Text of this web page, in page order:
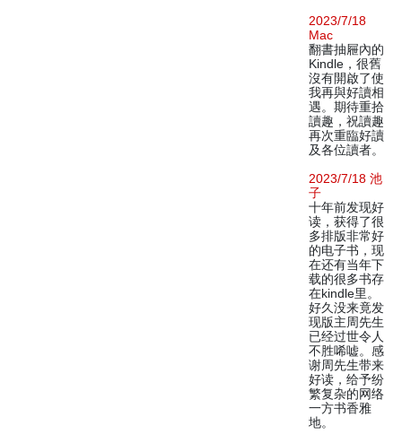
2023/7/18
Mac
翻書抽屜內的
Kindle，很舊
沒有開啟了使
我再與好讀相
遇。期待重拾
讀趣，祝讀趣
再次重臨好讀
及各位讀者。
2023/7/18 池
子
十年前发现好
读，获得了很
多排版非常好
的电子书，现
在还有当年下
载的很多书存
在kindle里。
好久没来竟发
现版主周先生
已经过世令人
不胜唏嘘。感
谢周先生带来
好读，给予纷
繁复杂的网络
一方书香雅
地。